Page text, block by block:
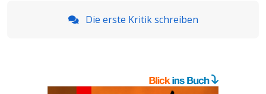
Die erste Kritik schreiben